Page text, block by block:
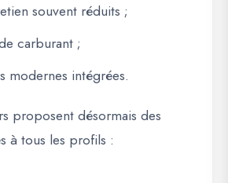
souvent réduits ;
carburant ;
modernes intégrées.
proposent désormais des
à tous les profils :